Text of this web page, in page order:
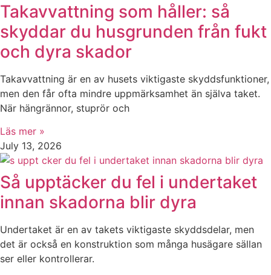
Takavvattning som håller: så
skyddar du husgrunden från fukt
och dyra skador
Takavvattning är en av husets viktigaste skyddsfunktioner,
men den får ofta mindre uppmärksamhet än själva taket.
När hängrännor, stuprör och
Läs mer »
July 13, 2026
Så upptäcker du fel i undertaket
innan skadorna blir dyra
Undertaket är en av takets viktigaste skyddsdelar, men
det är också en konstruktion som många husägare sällan
ser eller kontrollerar.